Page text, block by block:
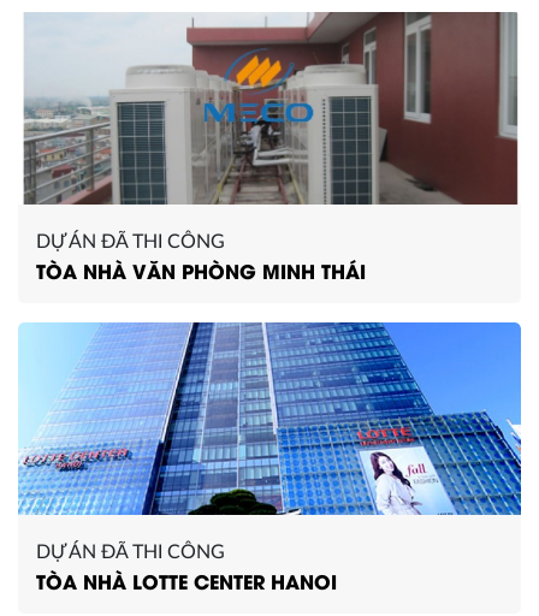
DỰ ÁN ĐÃ THI CÔNG
TÒA NHÀ VĂN PHÒNG MINH THÁI
DỰ ÁN ĐÃ THI CÔNG
TÒA NHÀ LOTTE CENTER HANOI